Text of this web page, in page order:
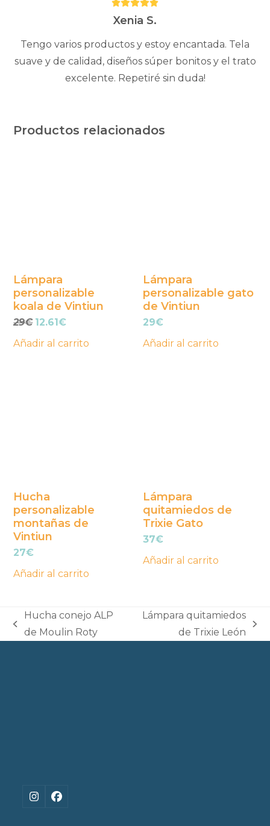
Puntuación:
5Xenia S.
Tengo varios productos y estoy encantada. Tela
suave y de calidad, diseños súper bonitos y el trato
excelente. Repetiré sin duda!
Productos relacionados
Lámpara
personalizable
koala de Vintiun
29€ El
original
12.61€
actual
Añadir al carrito
Lámpara
personalizable gato
de Vintiun
29€
Añadir al carrito
Hucha
personalizable
montañas de
Vintiun
27€
Añadir al carrito
Lámpara
quitamiedos de
Trixie Gato
37€
Añadir al carrito
previous
Hucha conejo ALP
de Moulin Roty
Lámpara quitamiedos
de Trixie León
Instagram
Facebook